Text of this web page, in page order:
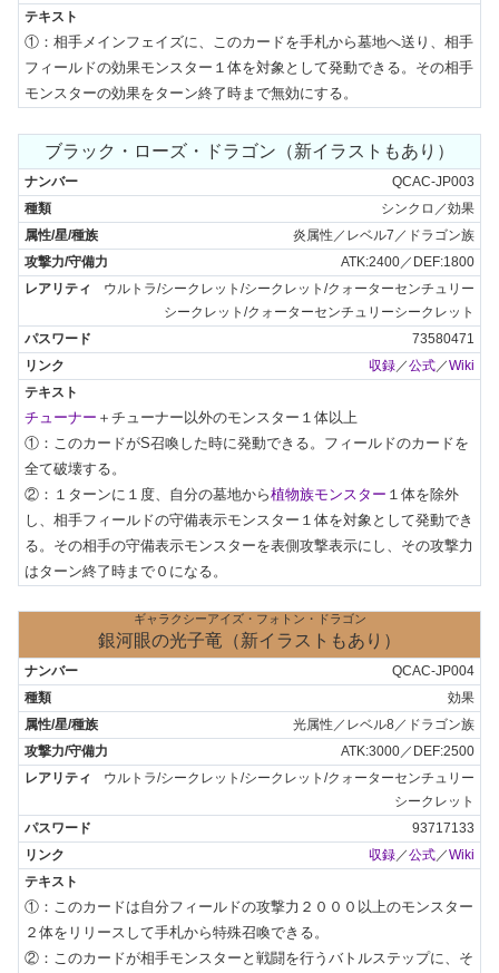
①：相手メインフェイズに、このカードを手札から墓地へ送り、相手
フィールドの効果モンスター１体を対象として発動できる。その相手
モンスターの効果をターン終了時まで無効にする。
ブラック・ローズ・ドラゴン（新イラストもあり）
QCAC-JP003
シンクロ／効果
炎属性／レベル7／ドラゴン族
ATK:2400／DEF:1800
ウルトラ/シークレット/シークレット/クォーターセンチュリー
シークレット/クォーターセンチュリーシークレット
73580471
収録 ／公式 ／Wiki
チューナー ＋チューナー以外のモンスター１体以上
①：このカードがS召喚した時に発動できる。フィールドのカードを
全て破壊する。
②：１ターンに１度、自分の墓地から植物族モンスター １体を除外
し、相手フィールドの守備表示モンスター１体を対象として発動でき
る。その相手の守備表示モンスターを表側攻撃表示にし、その攻撃力
はターン終了時まで０になる。
ギャラクシーアイズ・フォトン・ドラゴン
銀河眼の光子竜（新イラストもあり）
QCAC-JP004
効果
光属性／レベル8／ドラゴン族
ATK:3000／DEF:2500
ウルトラ/シークレット/シークレット/クォーターセンチュリー
シークレット
93717133
収録／公式／Wiki
①：このカードは自分フィールドの攻撃力２０００以上のモンスター
２体をリリースして手札から特殊召喚できる。
②：このカードが相手モンスターと戦闘を行うバトルステップに、そ